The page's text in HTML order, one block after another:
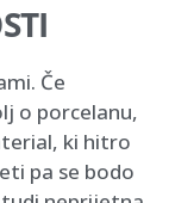
Če
o porcelanu,
ki hitro
pa se bodo